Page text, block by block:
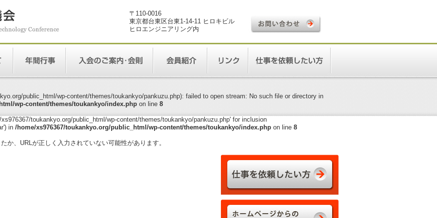
〒110-0016
東京都台東区台東1-14-11 ヒロキビル
ヒロエンジニアリング内
public_html/wp-content/themes/toukankyo/pankuzu.php): failed to open stream: No such file or directory in
wp-content/themes/toukankyo/index.phpon line8
toukankyo.org/public_html/wp-content/themes/toukankyo/pankuzu.php' for inclusion
in /home/xs976367/toukankyo.org/public_html/wp-content/themes/toukankyo/index.phpon line 8
か、URLが正しく入力されていない可能性があります。